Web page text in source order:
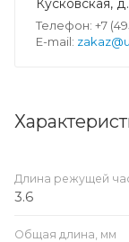
Кусковская,
Телефон: +7
E-mail:
Длина режущей
3.6
Общая длина, мм